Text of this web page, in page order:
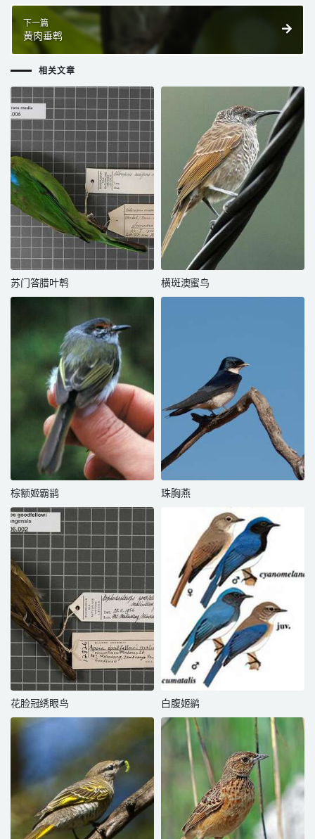
下一篇
黄肉垂鹎
相关文章
苏门答腊叶鹎 横斑澳蜜鸟
棕额姬霸鹟 珠胸燕
花脸冠绣眼鸟 白腹姬鹟